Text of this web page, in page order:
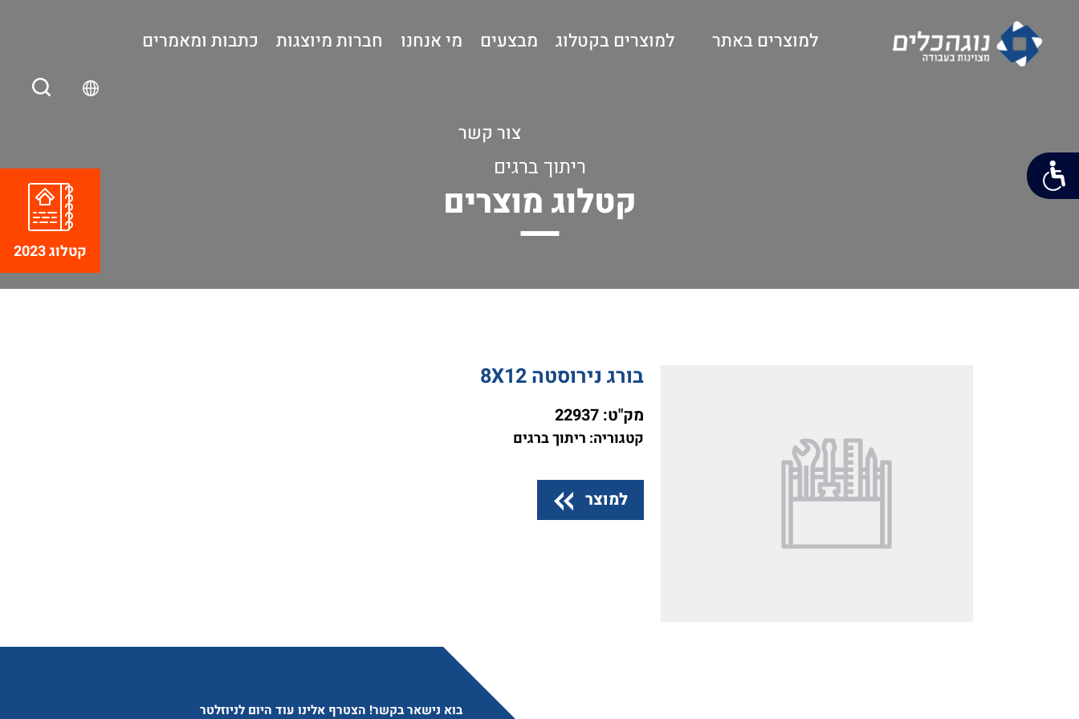
למוצרים באתר למוצרים בקטלוג מבצעים מי אנחנו חברות מיוצגות כתבות ומאמרים
צור קשר
ריתוך ברגים
קטלוג מוצרים
בורג נירוסטה 8X12
מק"ט: 22937
קטגוריה: ריתוך ברגים
למוצר
בוא נישאר בקשר! הצטרף אלינו עוד היום לניוזלטר
קטלוג 2023